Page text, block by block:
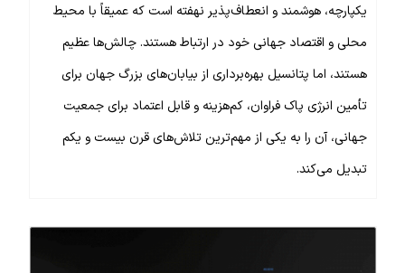
یکپارچه، هوشمند و انعطاف‌پذیر نهفته است که عمیقاً با محیط
محلی و اقتصاد جهانی خود در ارتباط هستند. چالش‌ها عظیم
هستند، اما پتانسیل بهره‌برداری از بیابان‌های بزرگ جهان برای
تأمین انرژی پاک فراوان، کم‌هزینه و قابل اعتماد برای جمعیت
جهانی، آن را به یکی از مهم‌ترین تلاش‌های قرن بیست و یکم
تبدیل می‌کند.